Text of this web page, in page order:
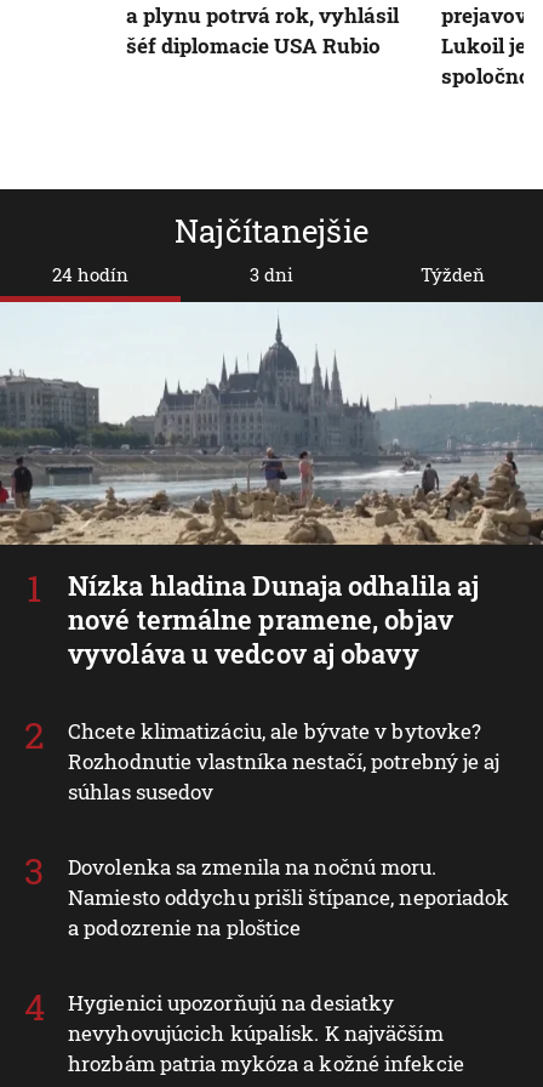
Najčítanejšie
24 hodín
Nízka hladina Dunaja odhalila aj
nové termálne pramene, objav
vyvoláva u vedcov aj obavy
Chcete klimatizáciu, ale bývate v bytovke?
Rozhodnutie vlastníka nestačí, potrebný je aj
súhlas susedov
Dovolenka sa zmenila na nočnú moru.
Namiesto oddychu prišli štípance, neporiadok
a podozrenie na ploštice
Hygienici upozorňujú na desiatky
nevyhovujúcich kúpalísk. K najväčším
hrozbám patria mykóza a kožné infekcie
3 dni Týždeň
a plynu potrvá rok, vyhlásil
šéf diplomacie USA Rubio
Lukoil je